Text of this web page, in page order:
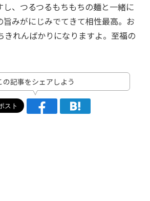
、つるつるもちもちの麺と一緒に
みがにじみでてきて相性最高。お
れんばかりになりますよ。至福の
の記事をシェアしよう